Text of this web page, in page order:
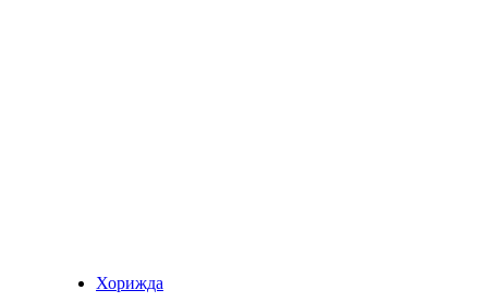
Хорижда